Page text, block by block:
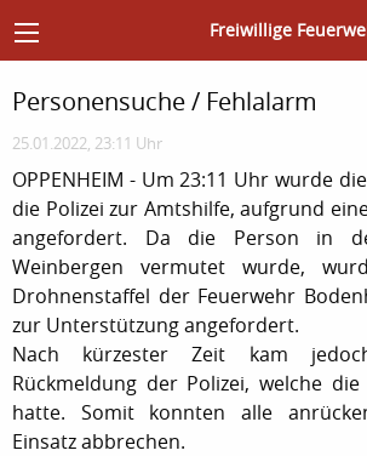
Freiwillige
Personensuche / Fehlalarm
25.01.2022, 23:11 Uhr
OPPENHEIM - Um 23:11 Uhr wurde
die Polizei zur Amtshilfe, aufgrund
angefordert. Da die Person in
Weinbergen vermutet wurde,
Drohnenstaffel der Feuerwehr
zur Unterstützung angefordert.
Nach kürzester Zeit kam
Rückmeldung der Polizei, welche
hatte. Somit konnten alle
Einsatz abbrechen.